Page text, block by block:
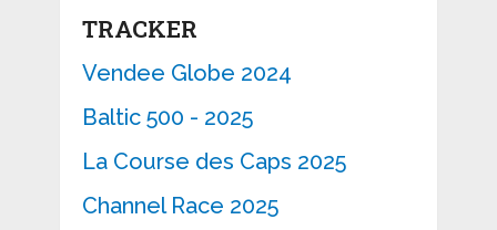
TRACKER
Vendee Globe 2024
Baltic 500 - 2025
La Course des Caps 2025
Channel Race 2025